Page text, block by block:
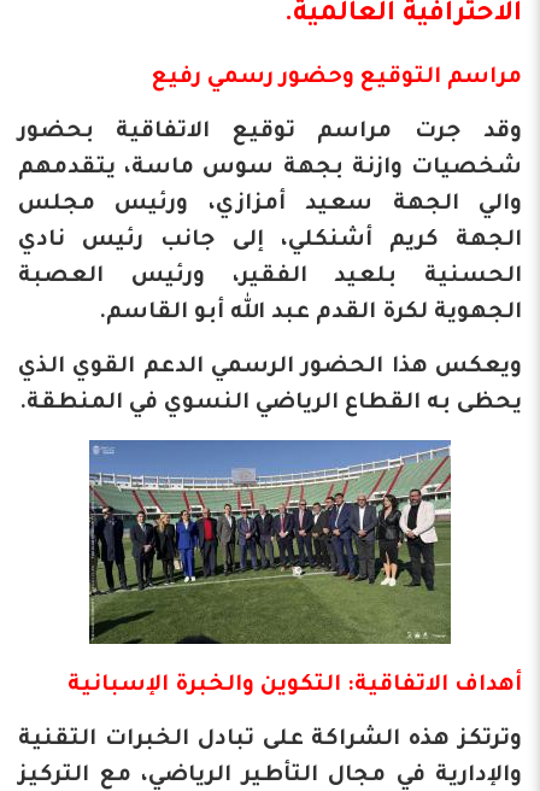
الاحترافية العالمية.
مراسم التوقيع وحضور رسمي رفيع
وقد جرت مراسم توقيع الاتفاقية بحضور
شخصيات وازنة بجهة سوس ماسة، يتقدمهم
والي الجهة سعيد أمزازي، ورئيس مجلس
الجهة كريم أشنكلي، إلى جانب رئيس نادي
الحسنية بلعيد الفقير، ورئيس العصبة
الجهوية لكرة القدم عبد الله أبو القاسم.
ويعكس هذا الحضور الرسمي الدعم القوي الذي
يحظى به القطاع الرياضي النسوي في المنطقة.
أهداف الاتفاقية: التكوين والخبرة الإسبانية
وترتكز هذه الشراكة على تبادل الخبرات التقنية
والإدارية في مجال التأطير الرياضي، مع التركيز